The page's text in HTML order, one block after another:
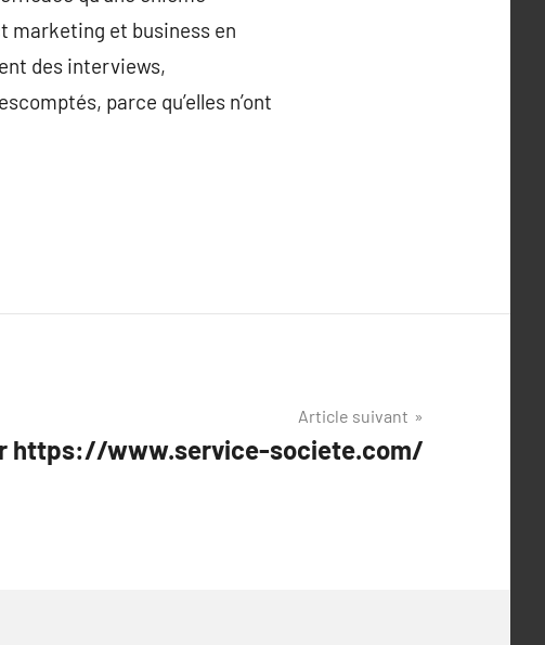
marketing et business en
des interviews,
parce qu’elles n’ont
Article suivant
https://www.service-societe.com/